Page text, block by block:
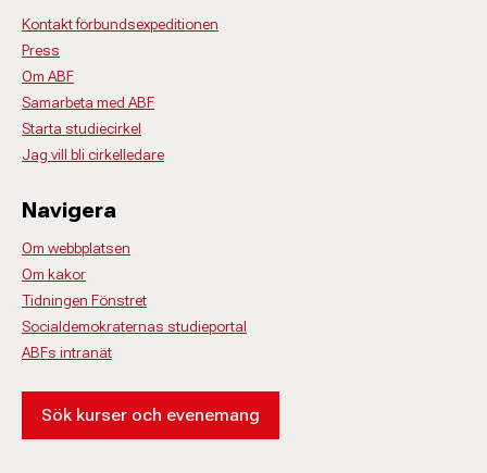
Kontakt förbundsexpeditionen
Press
Om ABF
Samarbeta med ABF
Starta studiecirkel
Jag vill bli cirkelledare
Navigera
Om webbplatsen
Om kakor
Tidningen Fönstret
Socialdemokraternas studieportal
ABFs intranät
Sök kurser och evenemang